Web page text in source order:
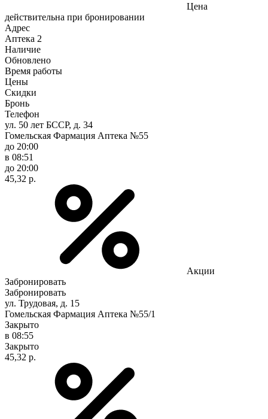
Цена
действительна при бронировании
Адрес
Аптека 2
Наличие
Обновлено
Время работы
Цены
Скидки
Бронь
Телефон
ул. 50 лет БССР, д. 34
Гомельская Фармация Аптека №55
до 20:00
в 08:51
до 20:00
45,32 р.
Акции
Забронировать
Забронировать
ул. Трудовая, д. 15
Гомельская Фармация Аптека №55/1
Закрыто
в 08:55
Закрыто
45,32 р.